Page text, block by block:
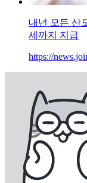
내년 모든 산
세까지 지급
https://